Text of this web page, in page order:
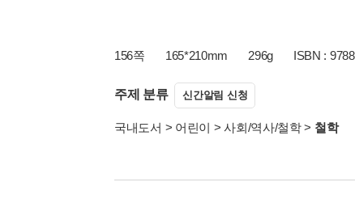
156쪽 165*210mm 296g ISBN :
주제 분류 신간알림 신청
국내도서 > 어린이 >사회/역사/철학> 철학